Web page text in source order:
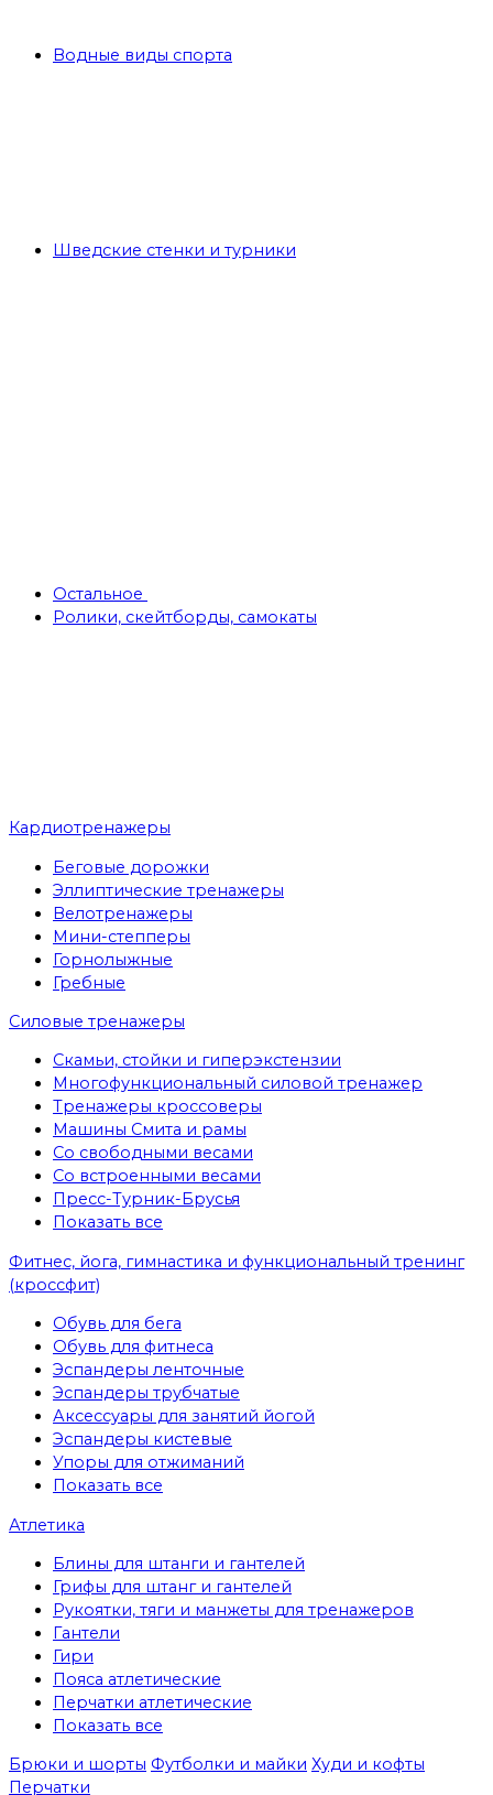
Водные виды спорта
Шведские стенки и турники
Остальное
Ролики, скейтборды, самокаты
Кардиотренажеры
Беговые дорожки
Эллиптические тренажеры
Велотренажеры
Мини-степперы
Горнолыжные
Гребные
Cиловые тренажеры
Скамьи, стойки и гиперэкстензии
Многофункциональный силовой тренажер
Тренажеры кроссоверы
Машины Смита и рамы
Со свободными весами
Со встроенными весами
Пресс-Турник-Брусья
Показать все
Фитнес, йога, гимнастика и функциональный тренинг
(кроссфит)
Обувь для бега
Обувь для фитнеса
Эспандеры ленточные
Эспандеры трубчатые
Аксессуары для занятий йогой
Эспандеры кистевые
Упоры для отжиманий
Показать все
Атлетика
Блины для штанги и гантелей
Грифы для штанг и гантелей
Рукоятки, тяги и манжеты для тренажеров
Гантели
Гири
Пояса атлетические
Перчатки атлетические
Показать все
Брюки и шорты Футболки и майки Худи и кофты
Перчатки